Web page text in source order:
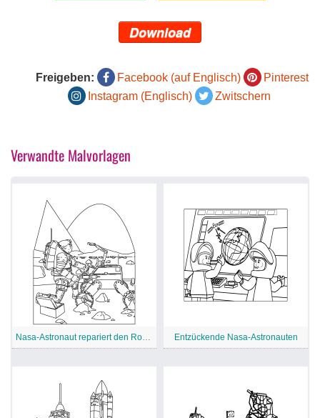
Download
Freigeben: Facebook (auf Englisch)
Pinterest
Instagram (Englisch)
Zwitschern
Verwandte Malvorlagen
Nasa-Astronaut repariert den Rover Entzückende Nasa-Astronauten